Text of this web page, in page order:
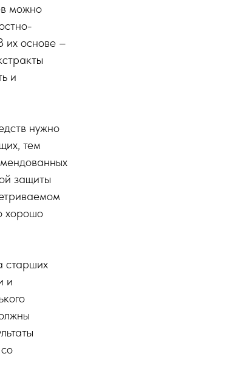
можно
их основе –
и
нужно
тем
защиты
хорошо
старших
и